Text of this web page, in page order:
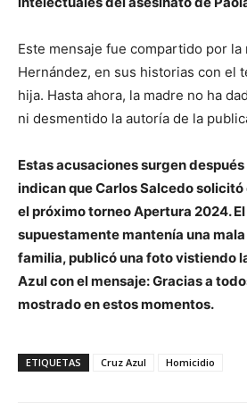
Este mensaje fue compartido por la
Hernández, en sus historias con el
hija. Hasta ahora, la madre no ha
ni desmentido la autoría de la
Estas acusaciones surgen
indican que Carlos Salcedo
el próximo torneo Apertura 2024.
supuestamente mantenía una
familia, publicó una foto vistiendo
Azul con el mensaje: Gracias a
mostrado en estos momentos.
ETIQUETAS Cruz Azul Homicidio